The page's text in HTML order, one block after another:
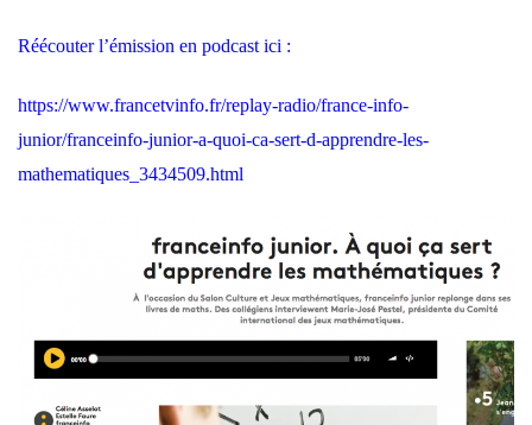
Réécouter l’émission en podcast ici :
https://www.francetvinfo.fr/replay-radio/france-info-
junior/franceinfo-junior-a-quoi-ca-sert-d-apprendre-les-
mathematiques_3434509.html